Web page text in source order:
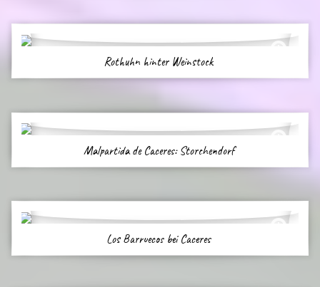
Rothuhn hinter Weinstock
Malpartida de Caceres: Storchendorf
Los Barruecos bei Caceres